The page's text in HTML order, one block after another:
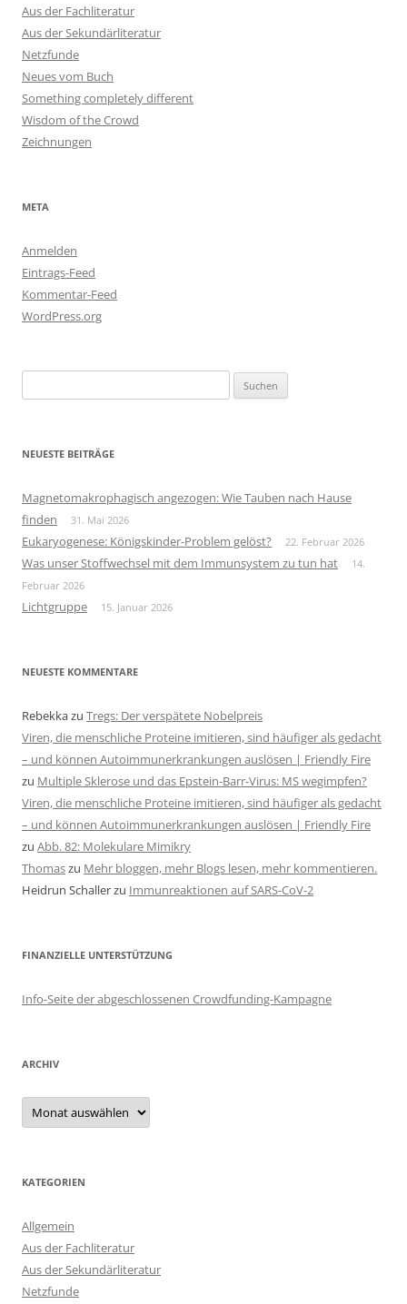
Aus der Fachliteratur
Aus der Sekundärliteratur
Netzfunde
Neues vom Buch
Something completely different
Wisdom of the Crowd
Zeichnungen
META
Anmelden
Eintrags-Feed
Kommentar-Feed
WordPress.org
nach:
NEUESTE BEITRÄGE
Magnetomakrophagisch angezogen: Wie Tauben nach Hause
finden
31. Mai 2026
Eukaryogenese: Königskinder-Problem gelöst? 22. Februar 2026
Was unser Stoffwechsel mit dem Immunsystem zu tun hat
14.
Februar 2026
Lichtgruppe 15. Januar 2026
NEUESTE KOMMENTARE
Rebekkazu Tregs: Der verspätete Nobelpreis
Viren, die menschliche Proteine imitieren, sind häufiger als gedacht
– und können Autoimmunerkrankungen auslösen | Friendly Fire
zu Multiple Sklerose und das Epstein-Barr-Virus: MS wegimpfen?
Viren, die menschliche Proteine imitieren, sind häufiger als gedacht
– und können Autoimmunerkrankungen auslösen | Friendly Fire
zu Abb. 82: Molekulare Mimikry
Thomaszu Mehr bloggen, mehr Blogs lesen, mehr kommentieren.
Heidrun Schallerzu Immunreaktionen auf SARS-CoV-2
FINANZIELLE UNTERSTÜTZUNG
Info-Seite der abgeschlossenen Crowdfunding-Kampagne
ARCHIV
Archiv
KATEGORIEN
Allgemein
Aus der Fachliteratur
Aus der Sekundärliteratur
Netzfunde